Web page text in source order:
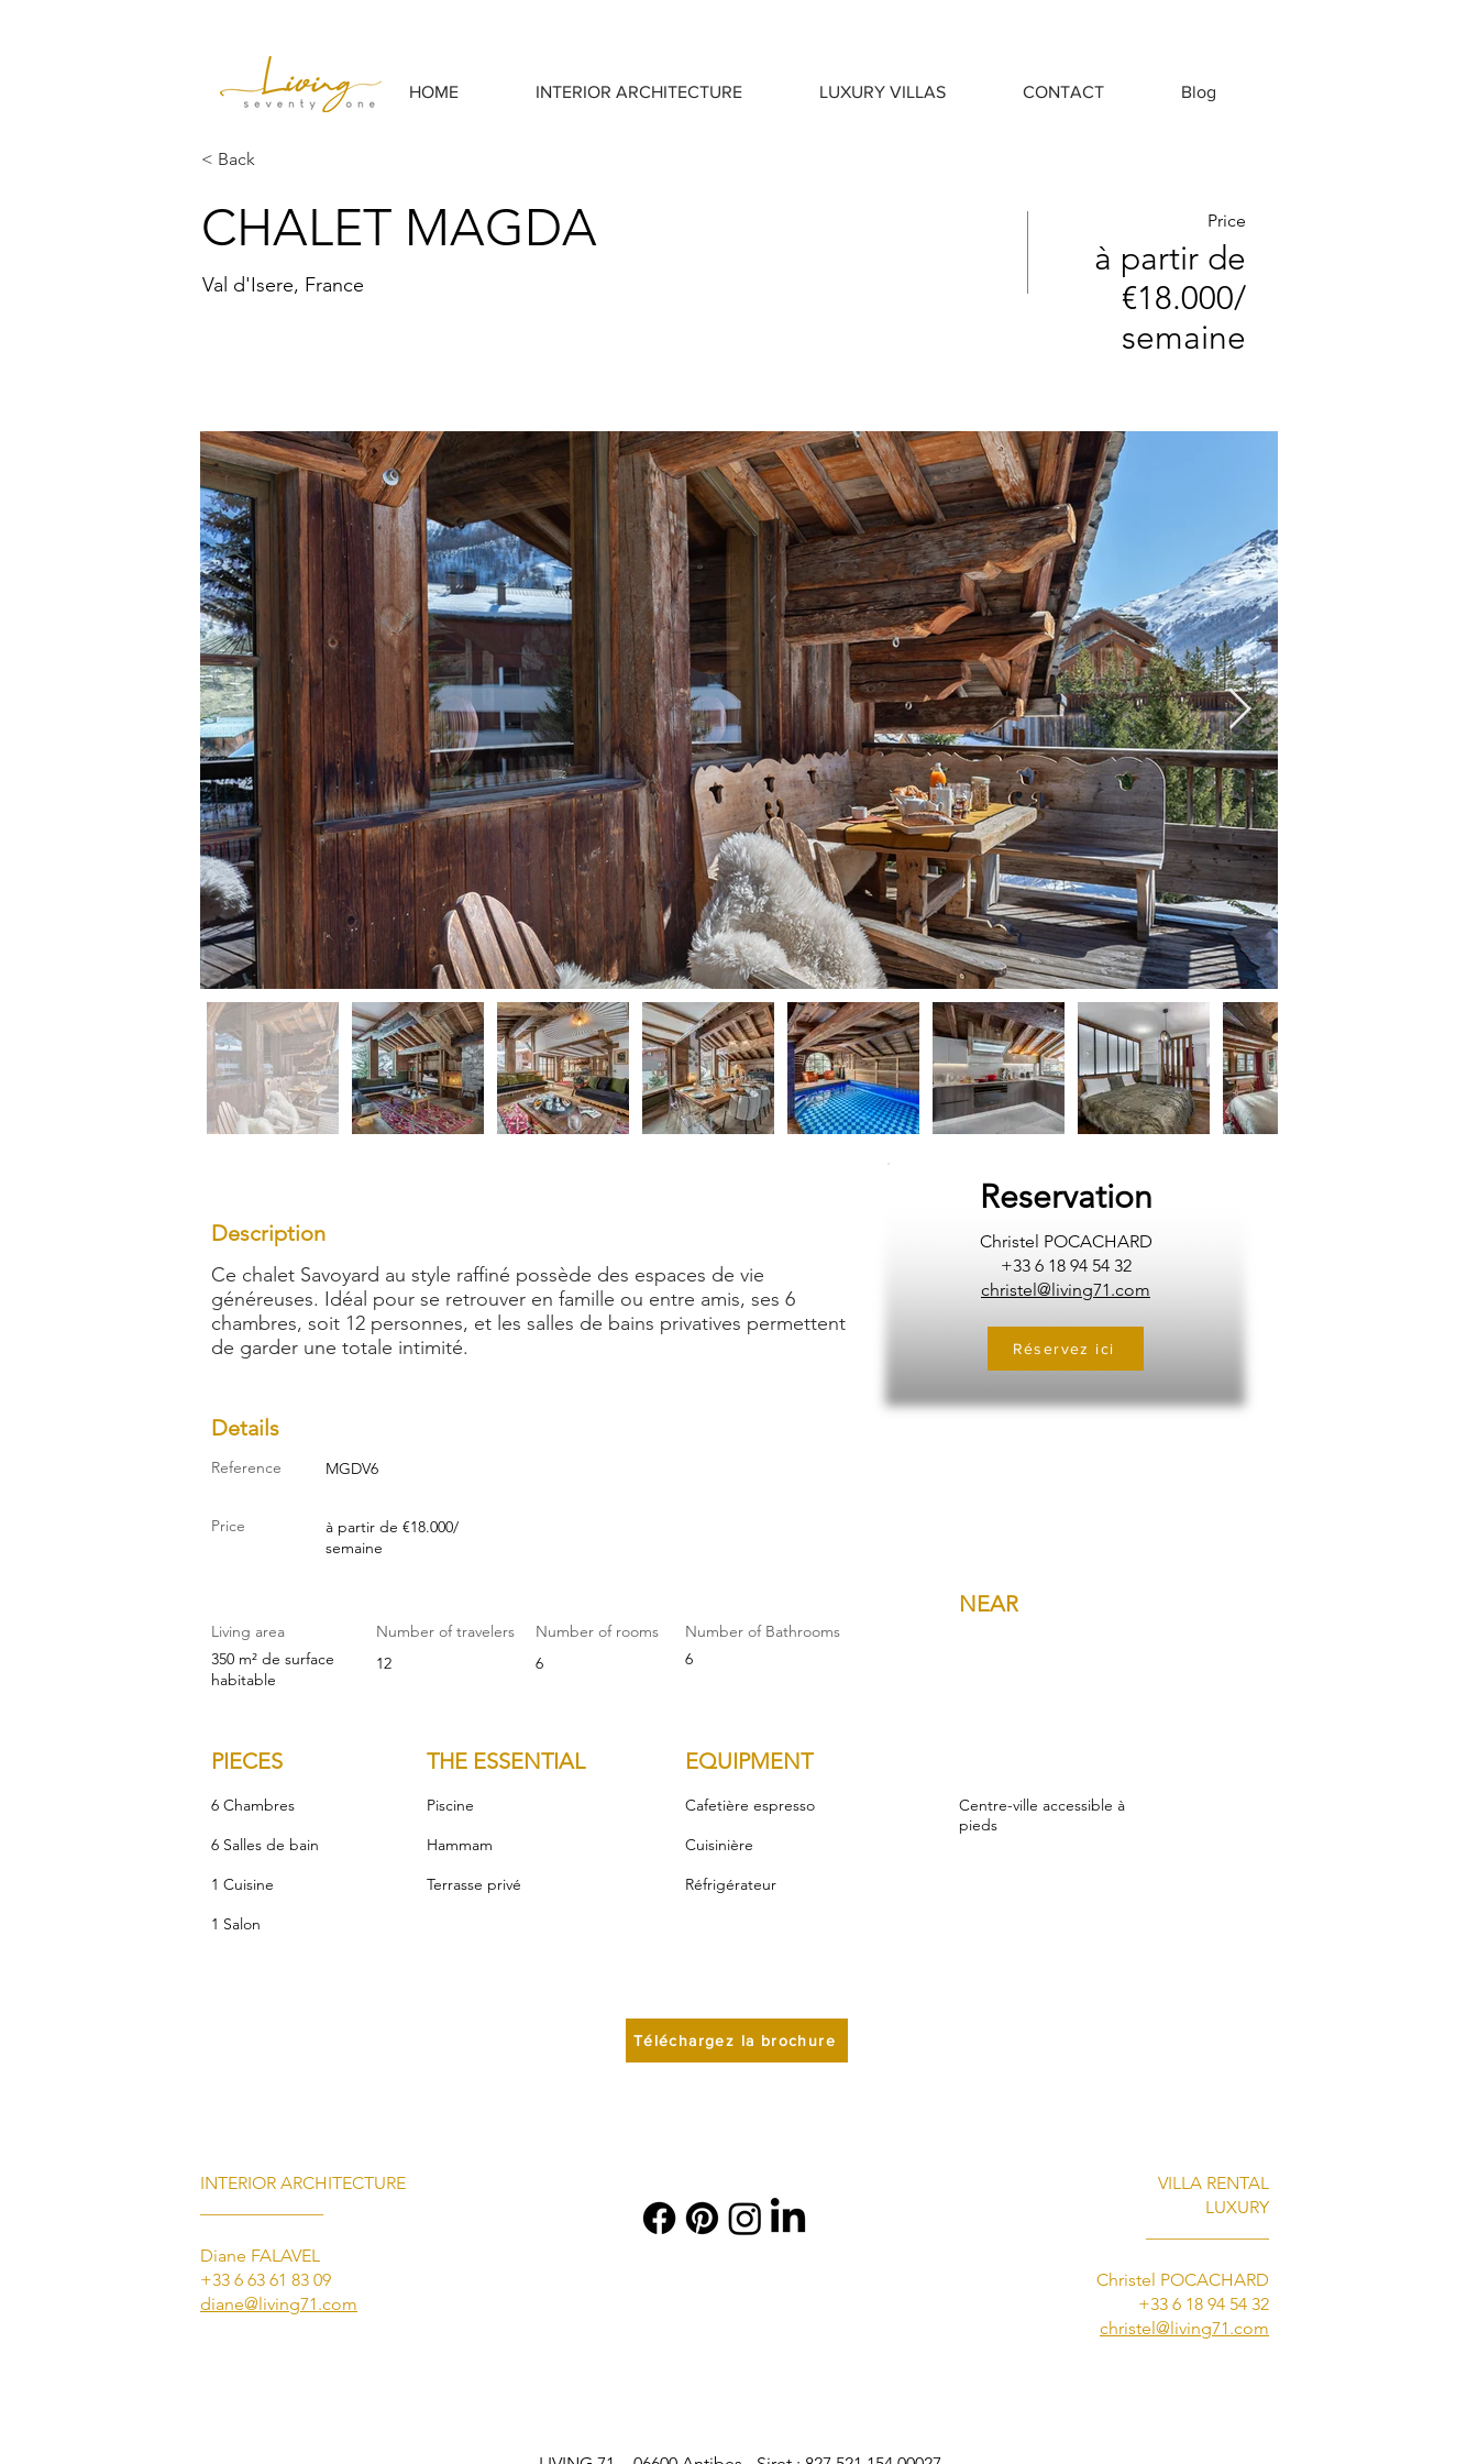
HOME INTERIOR ARCHITECTURE LUXURY VILLAS CONTACT Blog
< Back
CHALET MAGDA
Val d'Isere, France
Price
à partir de
€18.000/
semaine
Description
Ce chalet Savoyard au style raffiné possède des espaces de vie
généreuses. Idéal pour se retrouver en famille ou entre amis, ses 6
chambres, soit 12 personnes, et les salles de bains privatives permettent
de garder une totale intimité.
Reservation
Christel POCACHARD
+33 6 18 94 54 32
christel@living71.com
Réservez ici
Details
Reference MGDV6
Price
à partir de €18.000/
semaine
Living area Number of travelers Number of rooms
Number of Bathrooms
350 m² de surface
habitable
12 6 6
PIECES THE ESSENTIAL EQUIPMENT
6 Chambres
6 Salles de bain
1 Cuisine
1 Salon
Piscine
Hammam
Terrasse privé
Cafetière espresso
Cuisinière
Réfrigérateur
Centre-ville accessible à
pieds
Téléchargez la brochure
NEAR
INTERIOR ARCHITECTURE
Diane FALAVEL
+33 6 63 61 83 09
diane@living71.com
VILLA RENTAL
LUXURY
Christel POCACHARD
+33 6 18 94 54 32
christel@living71.com